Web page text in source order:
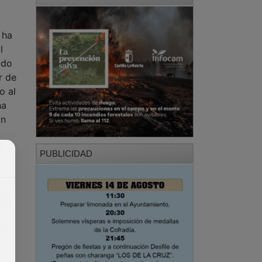
de
al
y
PUBLICIDAD